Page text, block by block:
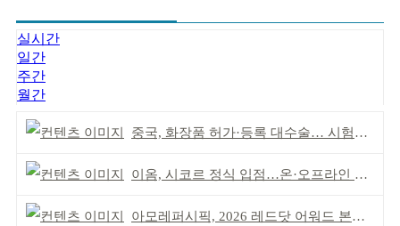
실시간
일간
주간
월간
중국, 화장품 허가·등록 대수술… 시험자료 공용 허용
이옴, 시코르 정식 입점…온·오프라인 유통망 확대
아모레퍼시픽, 2026 레드닷 어워드 본상 2개 수상